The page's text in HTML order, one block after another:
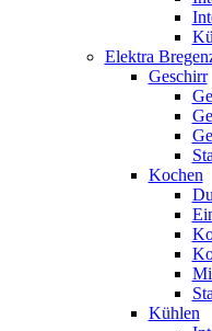
Elektra
Geschirr
Kochen
Kühlen